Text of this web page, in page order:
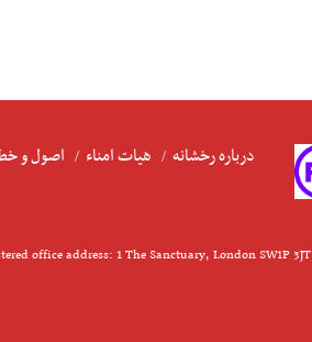
درباره رخشانه هیات امناء اصول و
office address: 1 The Sanctuary, London SW1P 3JT